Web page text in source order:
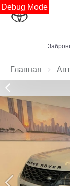
Debug Mode
Главная